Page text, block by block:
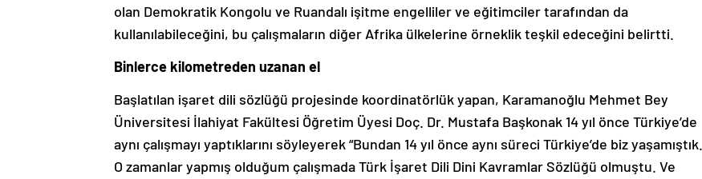
olan Demokratik Kongolu ve Ruandalı işitme engelliler ve eğitimciler tarafından da
kullanılabileceğini, bu çalışmaların diğer Afrika ülkelerine örneklik teşkil edeceğini belirtti.
Binlerce kilometreden uzanan el
Başlatılan işaret dili sözlüğü projesinde koordinatörlük yapan, Karamanoğlu Mehmet Bey
Üniversitesi İlahiyat Fakültesi Öğretim Üyesi Doç. Dr. Mustafa Başkonak 14 yıl önce Türkiye’de
aynı çalışmayı yaptıklarını söyleyerek “Bundan 14 yıl önce aynı süreci Türkiye’de biz yaşamıştık.
O zamanlar yapmış olduğum çalışmada Türk İşaret Dili Dini Kavramlar Sözlüğü olmuştu. Ve